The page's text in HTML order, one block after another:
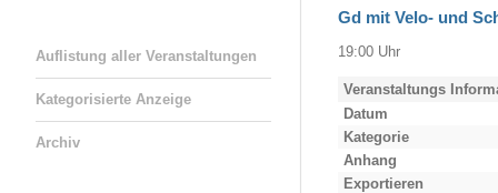
Auflistung aller Veranstaltungen
Kategorisierte Anzeige
Archiv
Gd mit Velo- und
19:00 Uhr
Veranstaltungs
Datum
Kategorie
Anhang
Exportieren